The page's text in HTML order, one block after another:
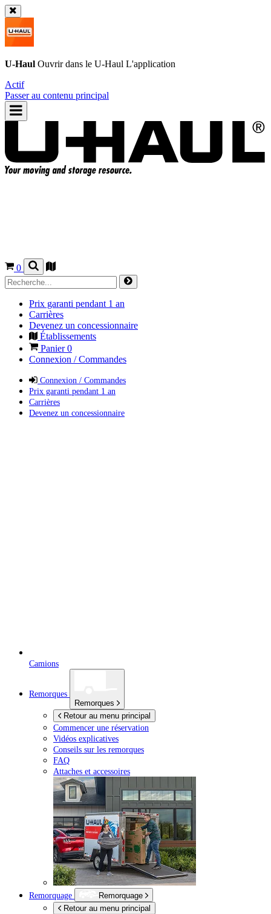
U-Haul Ouvrir dans le U-Haul L'application
Actif
Passer au contenu principal
0
Prix garanti pendant 1 an
Carrières
Devenez un concessionnaire
Établissements
Panier0
Connexion / Commandes
Connexion / Commandes
Prix garanti pendant 1 an
Carrières
Devenez un concessionnaire
Camions
Remorques
Remorques
Retour au menu principal
Commencer une réservation
Vidéos explicatives
Conseils sur les remorques
FAQ
Attaches et accessoires
Remorquage
Remorquage
Retour au menu principal